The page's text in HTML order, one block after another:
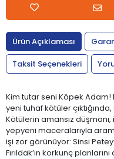
Ürün Açıklaması
Taksit Seçenekleri
Kim tutar seni Köpek
yeni tuhaf kötüler
Kötülerin amansız
yepyeni maceralarıyla
işi zor görünüyor: Sinsi
Fırıldak’ın korkunç